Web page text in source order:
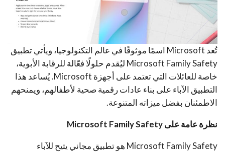
تُعد Microsoft اسمًا موثوقًا في عالم التكنولوجيا، ويأتي تطبيق
Microsoft Family Safety ليُقدم حلولًا فعّالة للرقابة الأبوية،
خاصة للعائلات التي تعتمد على أجهزة Microsoft. يُساعد هذا
التطبيق الآباء على بناء عادات رقمية صحية لأطفالهم، ويمنحهم
الاطمئنان بفضل ميزاته المتنوعة.
نظرة عامة على Microsoft Family Safety
Microsoft Family Safety هو تطبيق مجاني يتيح للآباء